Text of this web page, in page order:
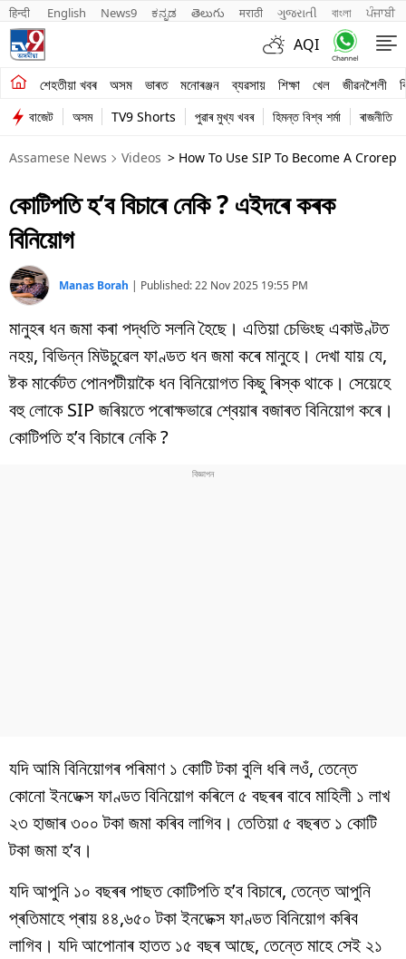
हिन्दी English News9 ಕನ್ನಡ తెలుగు मराठी ગુજરાતી বাংলা ਪੰਜਾਬੀ
AQI
শেহতীয়া খবৰ অসম ভাৰত মনোৰঞ্জন ব্যৱসায় শিক্ষা খেল জীৱনশৈলী
শেহতীয়া খবৰ
অসম
ভাৰত
মনোৰঞ্জন
ব্যৱসায়
শিক্ষা
খেল
জীৱনশৈলী
বিশ্ব
বাজেট অসম TV9 Shorts পুৱাৰ মুখ্য খবৰ হিমন্ত বিশ্ব শৰ্মা ৰাজনীতি
Assamese News Videos > How To Use SIP To Become A
কোটিপতি হ’ব বিচাৰে নেকি ? এইদৰে কৰক
বিনিয়োগ
Manas Borah | Published:22 Nov 2025 19:55 PM
মানুহৰ ধন জমা কৰা পদ্ধতি সলনি হৈছে। এতিয়া চেভিংছ একাউণ্টত
নহয়, বিভিন্ন মিউচুৱেল ফাণ্ডত ধন জমা কৰে মানুহে। দেখা যায় যে,
ষ্টক মাৰ্কেটত পোনপটীয়াকৈ ধন বিনিয়োগত কিছু ৰিস্ক থাকে। সেয়েহে
বহু লোকে SIP জৰিয়তে পৰোক্ষভাৱে শ্বেয়াৰ বজাৰত বিনিয়োগ কৰে।
কোটিপতি হ’ব বিচাৰে নেকি ?
যদি আমি বিনিয়োগৰ পৰিমাণ ১ কোটি টকা বুলি ধৰি লওঁ, তেন্তে
কোনো ইনডেক্স ফাণ্ডত বিনিয়োগ কৰিলে ৫ বছৰৰ বাবে মাহিলী ১ লাখ
২৩ হাজাৰ ৩০০ টকা জমা কৰিব লাগিব। তেতিয়া ৫ বছৰত ১ কোটি
টকা জমা হ’ব।
যদি আপুনি ১০ বছৰৰ পাছত কোটিপতি হ’ব বিচাৰে, তেন্তে আপুনি
প্ৰতিমাহে প্ৰায় ৪৪,৬৫০ টকা ইনডেক্স ফাণ্ডত বিনিয়োগ কৰিব
লাগিব। যদি আপোনাৰ হাতত ১৫ বছৰ আছে, তেন্তে মাহে সেই ২১